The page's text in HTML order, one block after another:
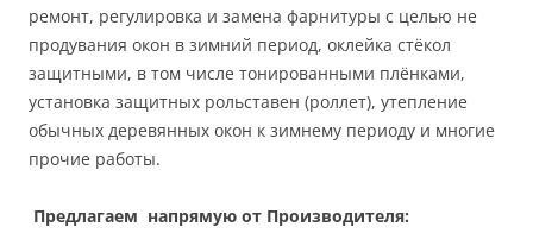
ремонт, регулировка и замена фарнитуры с целью не
продувания окон в зимний период, оклейка стёкол
защитными, в том числе тонированными плёнками,
установка защитных рольставен (роллет), утепление
обычных деревянных окон к зимнему периоду и многие
прочие работы.
Предлагаем напрямую от Производителя: